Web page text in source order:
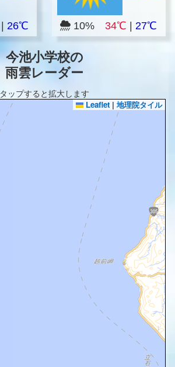
26℃ 10%34℃ |27℃
今池小学校の
雨雲レーダー
タップすると拡大します
Leaflet | 地理院タイル